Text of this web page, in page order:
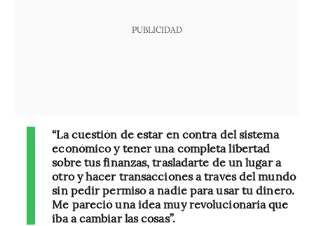
PUBLICIDAD
“La cuestión de estar en contra del sistema
económico y tener una completa libertad
sobre tus finanzas, trasladarte de un lugar a
otro y hacer transacciones a través del mundo
sin pedir permiso a nadie para usar tu dinero.
Me pareció una idea muy revolucionaria que
iba a cambiar las cosas”.